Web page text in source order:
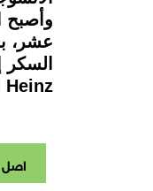
وأصبح
Heinz المرتبة الأولى عالميًا في المبيعات.
اصل